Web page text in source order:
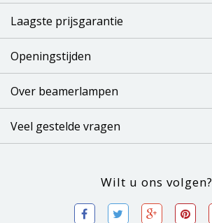
Laagste prijsgarantie
Openingstijden
Over beamerlampen
Veel gestelde vragen
Wilt u ons volgen?